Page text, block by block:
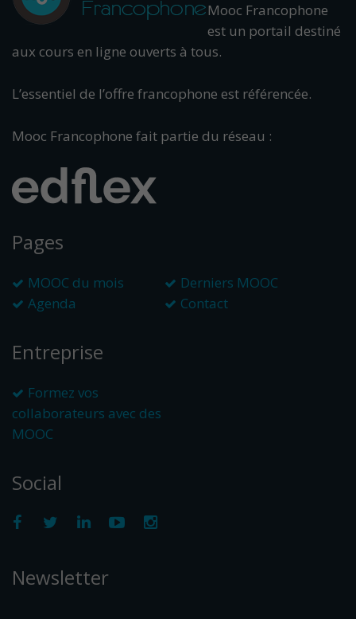
Mooc Francophone
est un portail destiné
aux cours en ligne ouverts à tous.
L’essentiel de l’offre francophone est référencée.
Mooc Francophone fait partie du réseau :
Pages
MOOC du mois
Derniers MOOC
Agenda
Contact
Entreprise
Formez vos
collaborateurs avec des
MOOC
Social
Newsletter